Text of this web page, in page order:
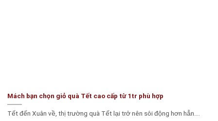
Mách bạn chọn giỏ quà Tết cao cấp từ 1tr phù hợp
Tết đến Xuân về, thị trường quà Tết lại trở nên sôi động hơn hẳn....